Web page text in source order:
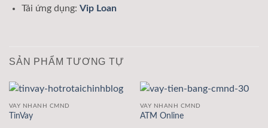
Tải ứng dụng: Vip Loan
SẢN PHẨM TƯƠNG TỰ
VAY NHANH CMND
TinVay
VAY NHANH CMND
ATM Online